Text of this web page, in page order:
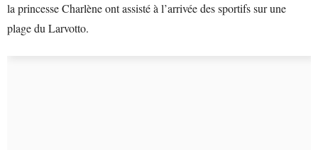
la princesse Charlène ont assisté à l’arrivée des sportifs sur une
plage du Larvotto.